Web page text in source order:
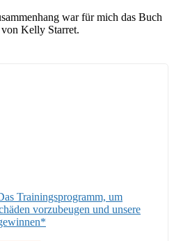
war für mich das Buch
von Kelly Starret.
Trainingsprogramm, um
vorzubeugen und unsere